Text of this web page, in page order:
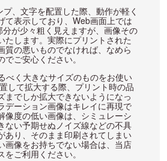
、文字を配置した際、動作が軽く
て表示しており、Web画面上では
が少々粗く見えますが、画像その
たします。実際にプリントされた
質の悪いものでなければ、なめら
ご安心ください。
べく大きなサイズのものをお使い
して拡大する際、プリント時の品
までしか拡大できないようになっ
デーション画像はキレイに再現で
像度の低い画像は、シミュレーシ
ない予期せぬノイズ線などの不具
あり、そのまま印刷されてしまい
画像をお持ちでない場合は、当店
ご利用ください。